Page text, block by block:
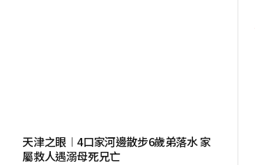
天津之眼︱4口家河邊散步6歲弟落水 家
屬救人遇溺母死兄亡